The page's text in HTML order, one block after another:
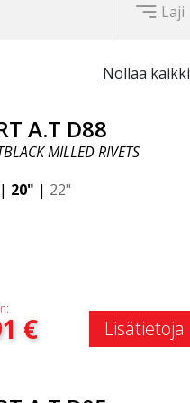
Laji
Nollaa kaikki
A.T D88
MILLED RIVETS
| 20" | 22"
€ Lisätietoja